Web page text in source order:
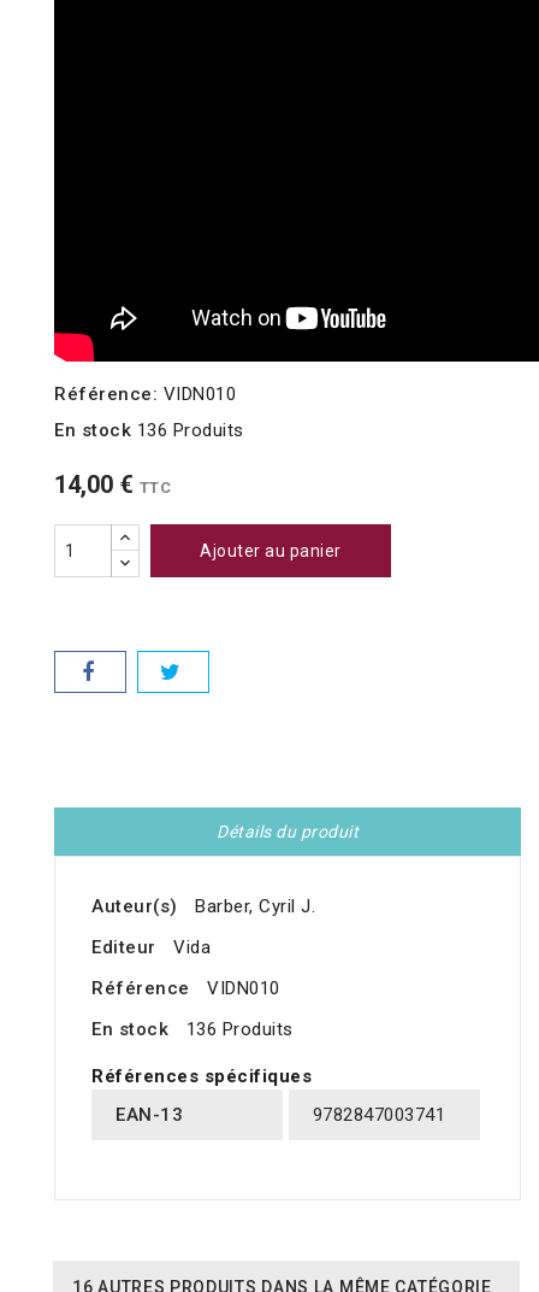
Référence: VIDN010
En stock 136 Produits
14,00 € TTC
Ajouter au panier
Détails du produit
Auteur(s)
Barber, Cyril J.
Editeur
Vida
Référence
VIDN010
En stock
136 Produits
Références spécifiques
EAN-13
9782847003741
16 AUTRES PRODUITS DANS LA MÊME CATÉGORIE